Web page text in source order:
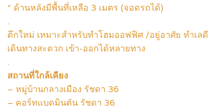
* ด้านหลังมีพื้นที่เหลือ 3 เมตร (จอดรถได้)
.
ตึกใหม่ เหมาะสำหรับทำโฮมออฟฟิศ /อยู่อาศัย ทำเลดี
เดินทางสะดวก เข้า-ออกได้หลายทาง
.
สถานที่ใกล้เคียง
– หมู่บ้านกลางเมือง รัชดา 36
– คอร์ทแบดมินตัน รัชดา 36